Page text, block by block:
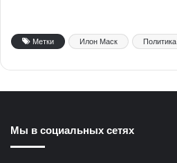
Метки Илон Маск Политика
Мы в социальных сетях